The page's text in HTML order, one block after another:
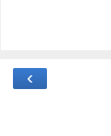
‹